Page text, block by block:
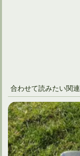
合わせて読みたい関